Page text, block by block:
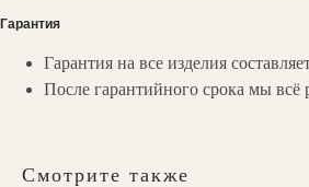
Гарантия
Гарантия на все изделия
После гарантийного срока мы всё
Смотрите также
г. Москва, ул. Перерва, 1а
Заказать обратный звонок: